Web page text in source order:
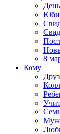
8
Кому